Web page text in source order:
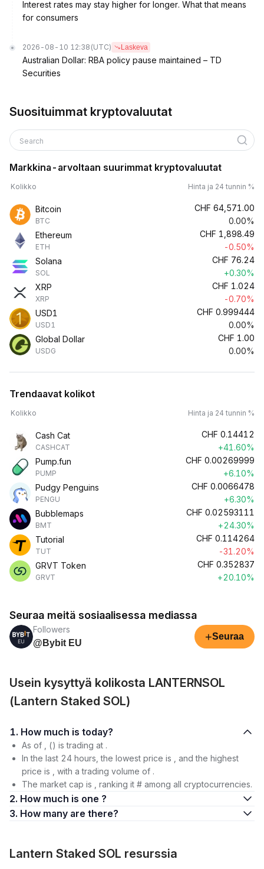
Interest rates may stay higher for longer. What that means
for consumers
2026-08-10 12:38 (UTC) Laskeva
Australian Dollar: RBA policy pause maintained – TD
Securities
Suosituimmat kryptovaluutat
Search
Markkina-arvoltaan suurimmat kryptovaluutat
Kolikko Hinta ja 24 tunnin %
Bitcoin
BTC
CHF 64,571.00
0.00%
Ethereum
ETH
CHF 1,898.49
-0.50%
Solana
SOL
CHF 76.24
+0.30%
XRP
XRP
CHF 1.024
-0.70%
USD1
USD1
CHF 0.999444
0.00%
Global Dollar
USDG
CHF 1.00
0.00%
Trendaavat kolikot
Kolikko Hinta ja 24 tunnin %
Cash Cat
CASHCAT
CHF 0.14412
+41.60%
Pump.fun
PUMP
CHF 0.00269999
+6.10%
Pudgy Penguins
PENGU
CHF 0.0066478
+6.30%
Bubblemaps
BMT
CHF 0.02593111
+24.30%
Tutorial
TUT
CHF 0.114264
-31.20%
GRVT Token
GRVT
CHF 0.352837
+20.10%
Seuraa meitä sosiaalisessa mediassa
Followers
@Bybit EU
+Seuraa
Usein kysyttyä kolikosta LANTERNSOL
(Lantern Staked SOL)
1. How much is today?
As of , () is trading at .
In the last 24 hours, the lowest price is , and the highest
price is , with a trading volume of .
The market cap is , ranking it # among all cryptocurrencies.
2. How much is one ?
3. How many are there?
Lantern Staked SOL resurssia